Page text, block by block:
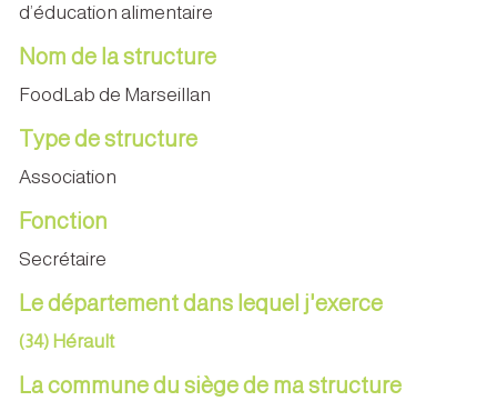
d’éducation alimentaire
Nom de la structure
FoodLab de Marseillan
Type de structure
Association
Fonction
Secrétaire
Le département dans lequel j'exerce
(34) Hérault
La commune du siège de ma structure